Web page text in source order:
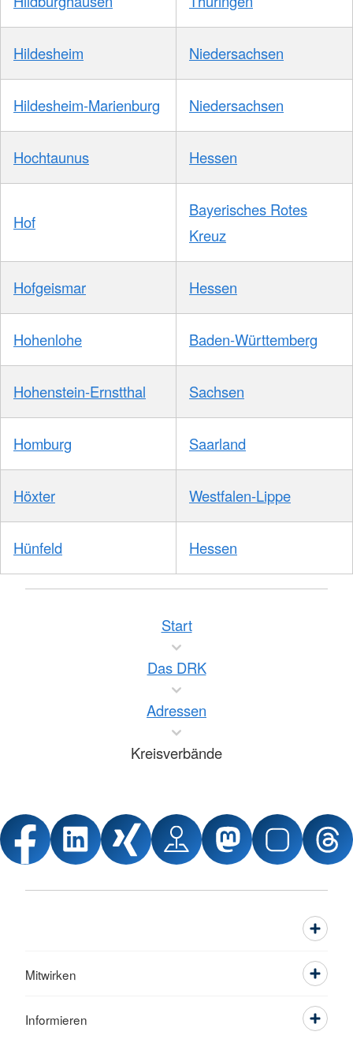
Hildesheim Niedersachsen
Hildesheim-Marienburg Niedersachsen
Hochtaunus Hessen
Hof
Bayerisches Rotes
Kreuz
Hofgeismar Hessen
Hohenlohe Baden-Württemberg
Hohenstein-Ernstthal Sachsen
Homburg Saarland
Höxter Westfalen-Lippe
Hünfeld Hessen
Start
Das DRK
Adressen
Kreisverbände
Mitwirken
Informieren